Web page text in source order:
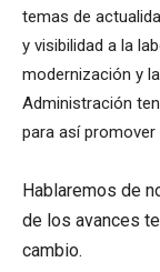
temas de
y visibilidad a la
modernización y
Administración
para así
Hablaremos de
de los avances
cambio.